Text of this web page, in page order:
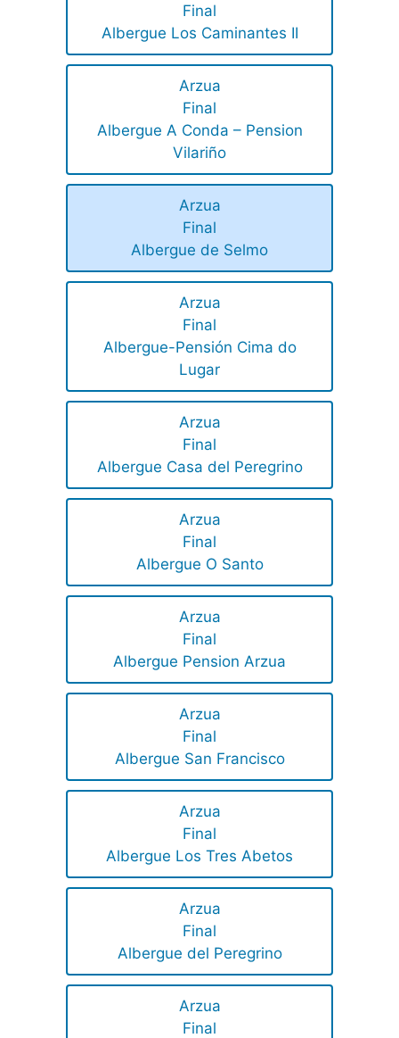
Final
Albergue Los Caminantes II
Arzua
Final
Albergue A Conda – Pension
Vilariño
Arzua
Final
Albergue de Selmo
Arzua
Final
Albergue-Pensión Cima do
Lugar
Arzua
Final
Albergue Casa del Peregrino
Arzua
Final
Albergue O Santo
Arzua
Final
Albergue Pension Arzua
Arzua
Final
Albergue San Francisco
Arzua
Final
Albergue Los Tres Abetos
Arzua
Final
Albergue del Peregrino
Arzua
Final